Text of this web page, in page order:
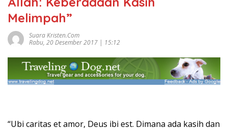
Melimpah”
Suara Kristen.com
Rabu, 20 Desember 2017 | 15:12
“Ubi caritas et amor, Deus ibi est. Dimana ada kasih dan